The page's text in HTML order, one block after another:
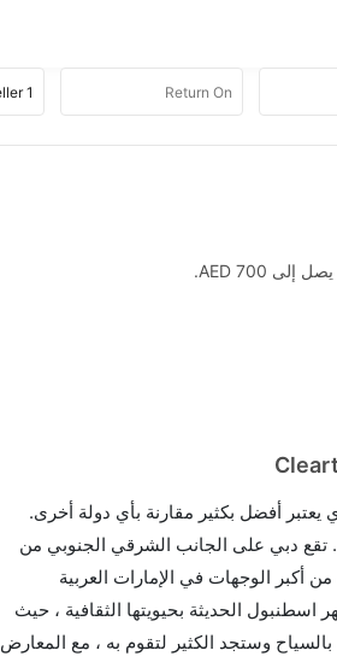
أفضل بكثير مقارنة بأي دولة أخرى.
تقع دبي على الجانب الشرقي الجنوبي من
أكبر الوجهات في الإمارات العربية
اسطنبول الحديثة بحيويتها الثقافية ، حيث
وستجد الكثير لتقوم به ، مع المعارض